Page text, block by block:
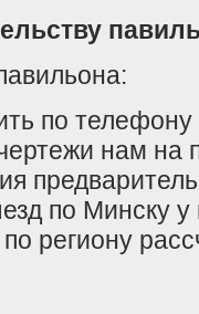
по
нам на
по Минску
региону